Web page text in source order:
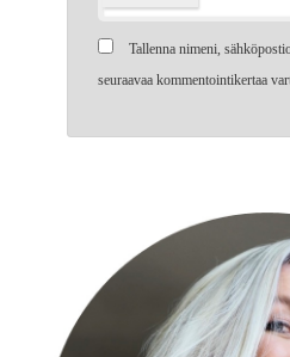
Tallenna nimeni,
seuraavaa kommentointikertaa